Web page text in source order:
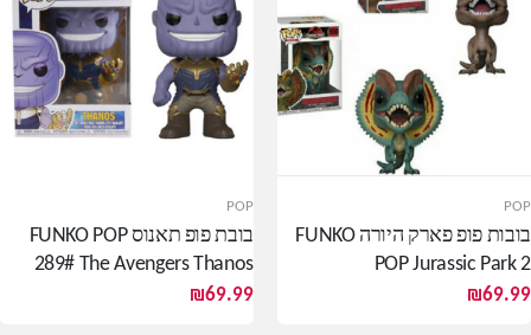
POP
בובות פופ פארק היורה FUNKO
POP Jurassic Park 2
₪69.99
POP
בובת פופ תאנוס FUNKO POP
289# The Avengers Thanos
₪69.99